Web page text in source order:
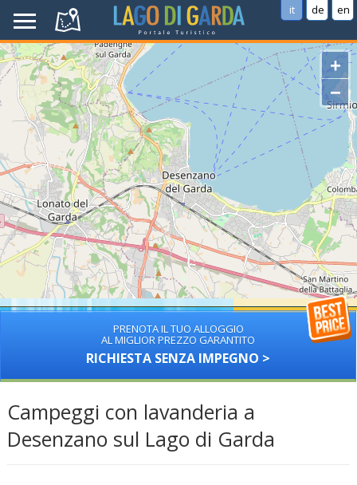
it de en
+
−
PRENOTA IL TUO ALLOGGIO
AL MIGLIOR PREZZO GARANTITO
RICHIESTA SENZA IMPEGNO >
Campeggi con lavanderia a
Desenzano sul Lago di Garda